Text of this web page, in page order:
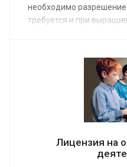
необходимо
требуется и при
прекурсоры по средней
Лицензия на